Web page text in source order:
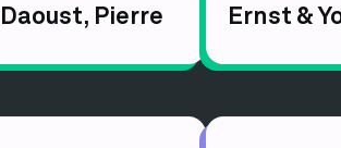
Daoust, Pierre Ernst &